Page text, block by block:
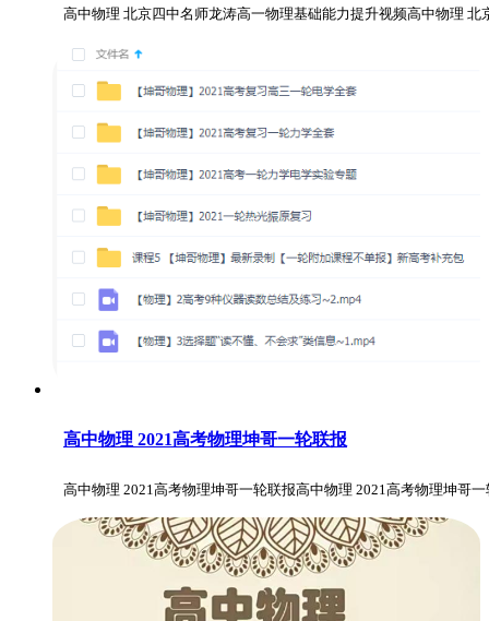
高中物理 北京四中名师龙涛高一物理基础能力提升视频高中物理
高中物理 2021高考物理坤哥一轮联报
高中物理 2021高考物理坤哥一轮联报高中物理 2021高考物理坤哥